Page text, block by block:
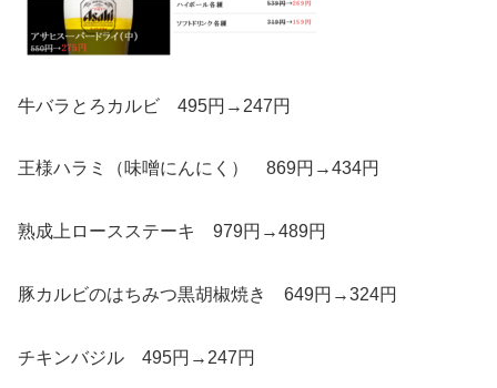
牛バラとろカルビ 495円 → 247円
王様ハラミ（味噌にんにく） 869円 →434円
熟成上ロースステーキ 979円 →489円
豚カルビのはちみつ黒胡椒焼き 649円 →324円
チキンバジル 495円 → 247円